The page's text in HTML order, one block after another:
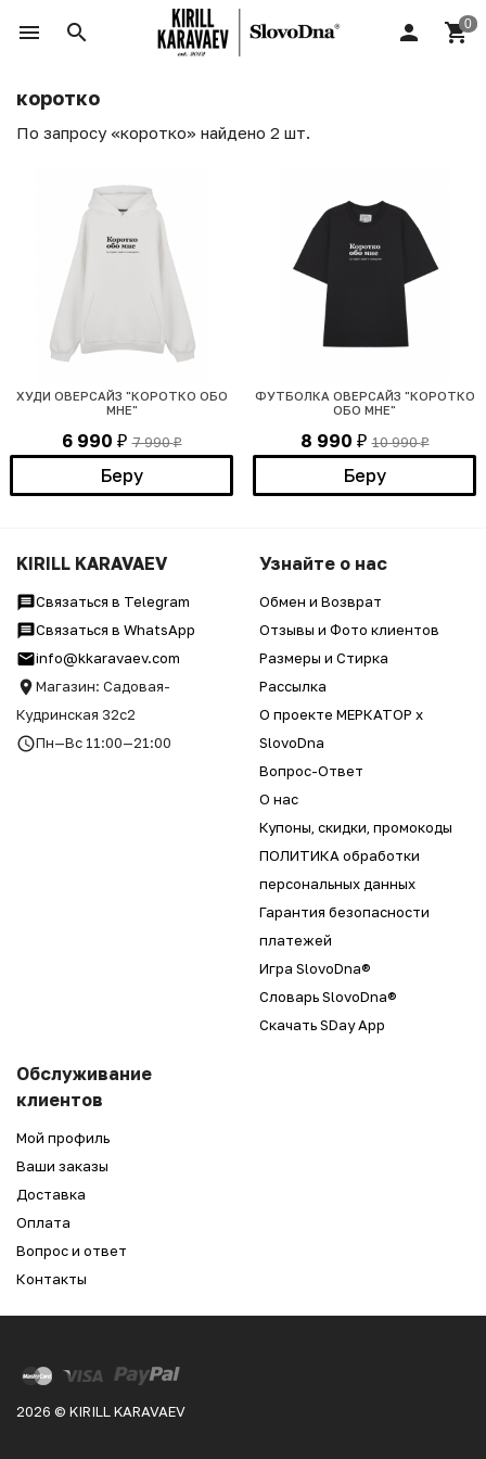
коротко
По запросу «коротко» найдено 2 шт.
ХУДИ ОВЕРСАЙЗ "КОРОТКО ОБО
МНЕ"
6 990 ₽ 7 990₽
Беру
ФУТБОЛКА ОВЕРСАЙЗ "КОРОТКО
ОБО МНЕ"
8 990 ₽ 10 990₽
Беру
KIRILL KARAVAEV
Связаться в Telegram
Связаться в WhatsApp
info@kkaravaev.com
Магазин: Садовая-
Кудринская 32с2
Пн—Вс 11:00—21:00
Узнайте о нас
Обмен и Возврат
Отзывы и Фото клиентов
Размеры и Стирка
Рассылка
О проекте МЕРКАТОР x
SlovoDna
Вопрос-Ответ
О нас
Купоны, скидки, промокоды
ПОЛИТИКА обработки
персональных данных
Гарантия безопасности
платежей
Игра SlovoDna®
Словарь SlovoDna®
Скачать SDay App
Обслуживание
клиентов
Мой профиль
Ваши заказы
Доставка
Оплата
Вопрос и ответ
Контакты
2026 © KIRILL KARAVAEV